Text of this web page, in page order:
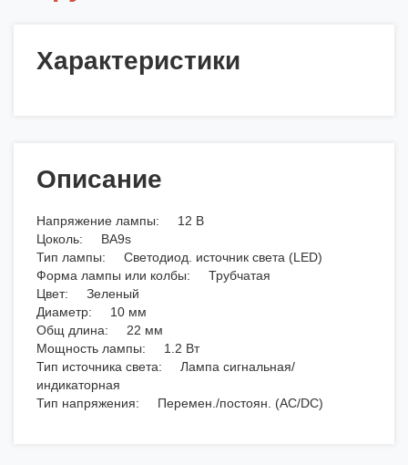
Характеристики
Описание
Напряжение лампы: 12 В
Цоколь: BA9s
Тип лампы: Светодиод. источник света (LED)
Форма лампы или колбы: Трубчатая
Цвет: Зеленый
Диаметр: 10 мм
Общ длина: 22 мм
Мощность лампы: 1.2 Вт
Тип источника света: Лампа сигнальная/
индикаторная
Тип напряжения: Перемен./постоян. (AC/DC)